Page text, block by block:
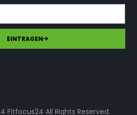
EINTRAGEN
Fitfocus24 All Rights Reserved.